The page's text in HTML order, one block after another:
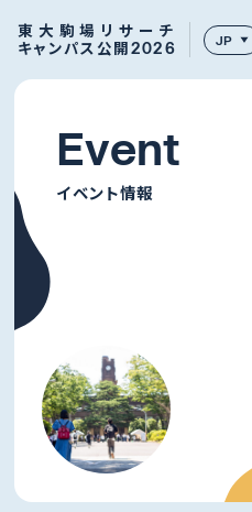
東大駒場リサーチ
キャンパス公開2026
JP
Event
イベント情報